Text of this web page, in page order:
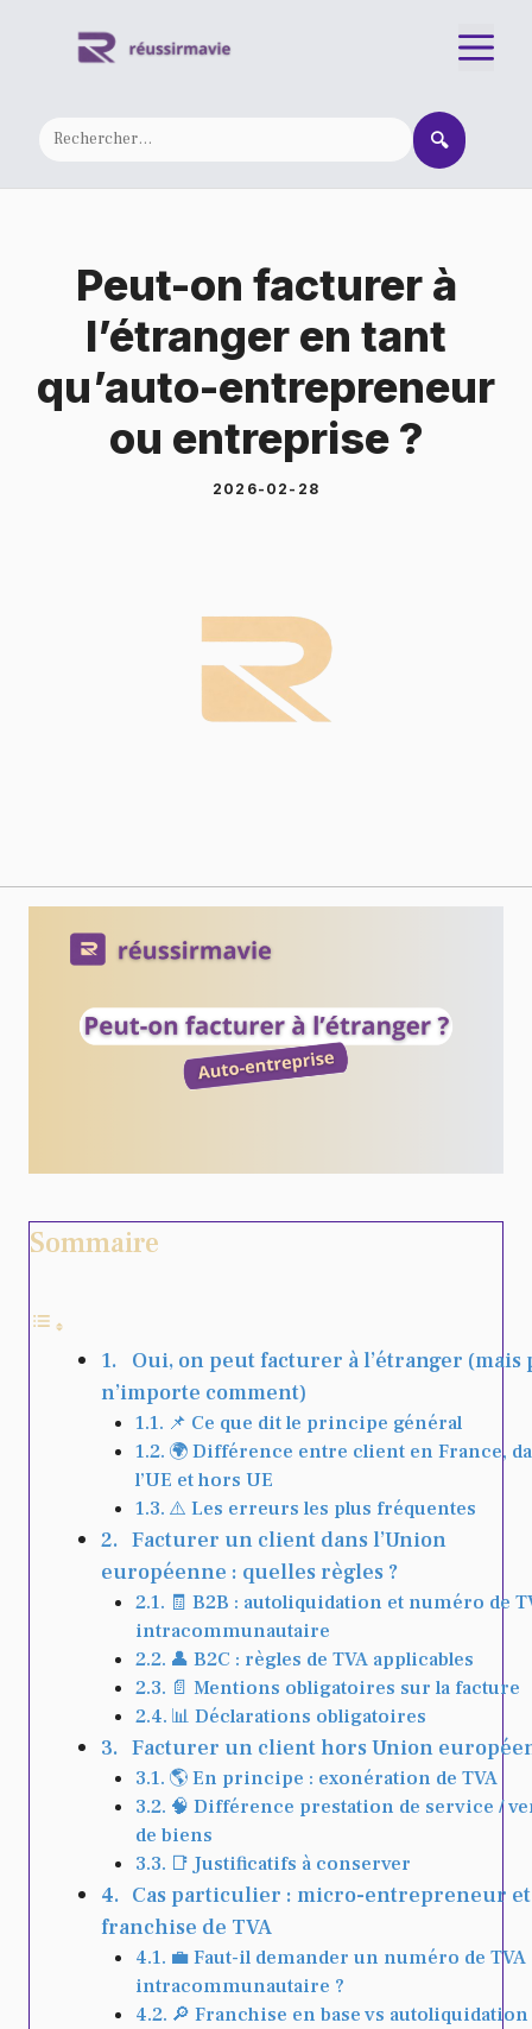
🔍
Peut-on facturer à
l’étranger en tant
qu’auto-entrepreneur
ou entreprise ?
2026-02-28
Sommaire
Oui, on peut facturer à l’étranger (mais
n’importe comment)
📌 Ce que dit le principe général
🌍 Différence entre client en France,
l’UE et hors UE
⚠️ Les erreurs les plus fréquentes
Facturer un client dans l’Union
européenne : quelles règles ?
🧾 B2B : autoliquidation et numéro de
intracommunautaire
👤 B2C : règles de TVA applicables
📄 Mentions obligatoires sur la facture
📊 Déclarations obligatoires
Facturer un client hors Union
🌎 En principe : exonération de TVA
🧠 Différence prestation de service /
de biens
📑 Justificatifs à conserver
Cas particulier : micro-entrepreneur et
franchise de TVA
💼 Faut-il demander un numéro de TVA
intracommunautaire ?
🔎 Franchise en base vs autoliquidation